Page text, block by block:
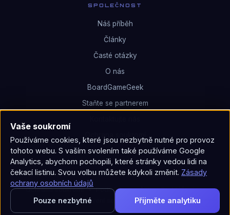
SPOLEČNOST
Náš příběh
Články
Časté otázky
O nás
BoardGameGeek
Staňte se partnerem
© 2026 Neutronium: Parallel Wars. Hra 25 let ve vývoji.
Ochrana soukromí•Podmínky použití•Prohlášení•
Nastavení souborů cookie
Vaše soukromí
Používáme cookies, které jsou nezbytně nutné pro provoz
tohoto webu. S vaším svolením také používáme Google
Analytics, abychom pochopili, které stránky vedou lidi na
čekací listinu. Svou volbu můžete kdykoli změnit. Zásady
ochrany osobních údajů
Pouze nezbytné
Přijměte analytiku